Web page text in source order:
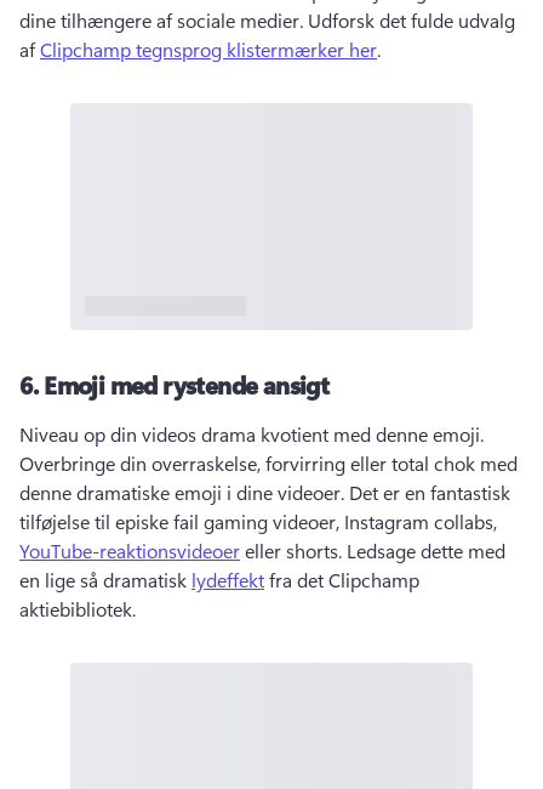
dine tilhængere af sociale medier. Udforsk det fulde udvalg
af Clipchamp tegnsprog klistermærker her.
6.Emoji med rystende ansigt
Overbringe din overraskelse, forvirring eller total chok med
denne dramatiske emoji i dine videoer. Det er en fantastisk
tilføjelse til episke fail gaming videoer, Instagram collabs,
YouTube-reaktionsvideoer eller shorts. Ledsage dette med
en lige så dramatisk lydeffekt fra det Clipchamp
aktiebibliotek.